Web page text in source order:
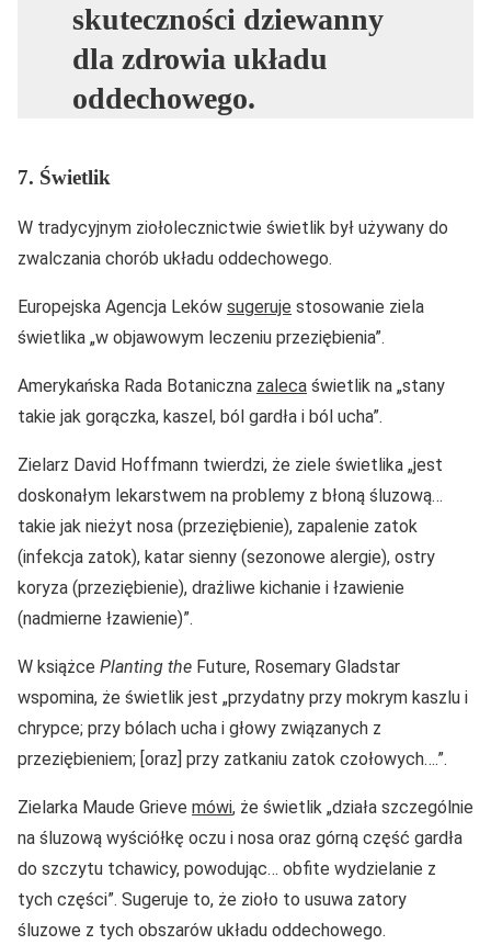
skuteczności dziewanny
dla zdrowia układu
oddechowego.
7. Świetlik
W tradycyjnym ziołolecznictwie świetlik był używany do
zwalczania chorób układu oddechowego.
Europejska Agencja Leków sugeruje stosowanie ziela
świetlika „w objawowym leczeniu przeziębienia”.
Amerykańska Rada Botaniczna zaleca świetlik na „stany
takie jak gorączka, kaszel, ból gardła i ból ucha”.
Zielarz David Hoffmann twierdzi, że ziele świetlika „jest
doskonałym lekarstwem na problemy z błoną śluzową…
takie jak nieżyt nosa (przeziębienie), zapalenie zatok
(infekcja zatok), katar sienny (sezonowe alergie), ostry
koryza (przeziębienie), drażliwe kichanie i łzawienie
(nadmierne łzawienie)”.
W książce Planting the Future, Rosemary Gladstar
wspomina, że świetlik jest „przydatny przy mokrym kaszlu i
chrypce; przy bólach ucha i głowy związanych z
przeziębieniem; [oraz] przy zatkaniu zatok czołowych….”.
Zielarka Maude Grieve mówi, że świetlik „działa szczególnie
na śluzową wyściółkę oczu i nosa oraz górną część gardła
do szczytu tchawicy, powodując… obfite wydzielanie z
tych części”. Sugeruje to, że zioło to usuwa zatory
śluzowe z tych obszarów układu oddechowego.